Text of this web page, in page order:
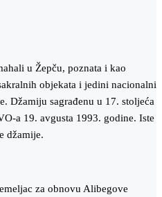
u Žepču, poznata i kao
objekata i jedini nacionalni
Džamiju sagrađenu u 17. stoljeća
a 19. avgusta 1993. godine. Iste
džamije.
za obnovu Alibegove